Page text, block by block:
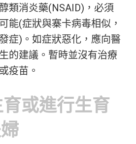
類消炎藥(NSAID)，必須
能(症狀與寨卡病毒相似，
症)。如症狀惡化，應向醫
的建議。暫時並沒有治療
疫苗。
或進行生育